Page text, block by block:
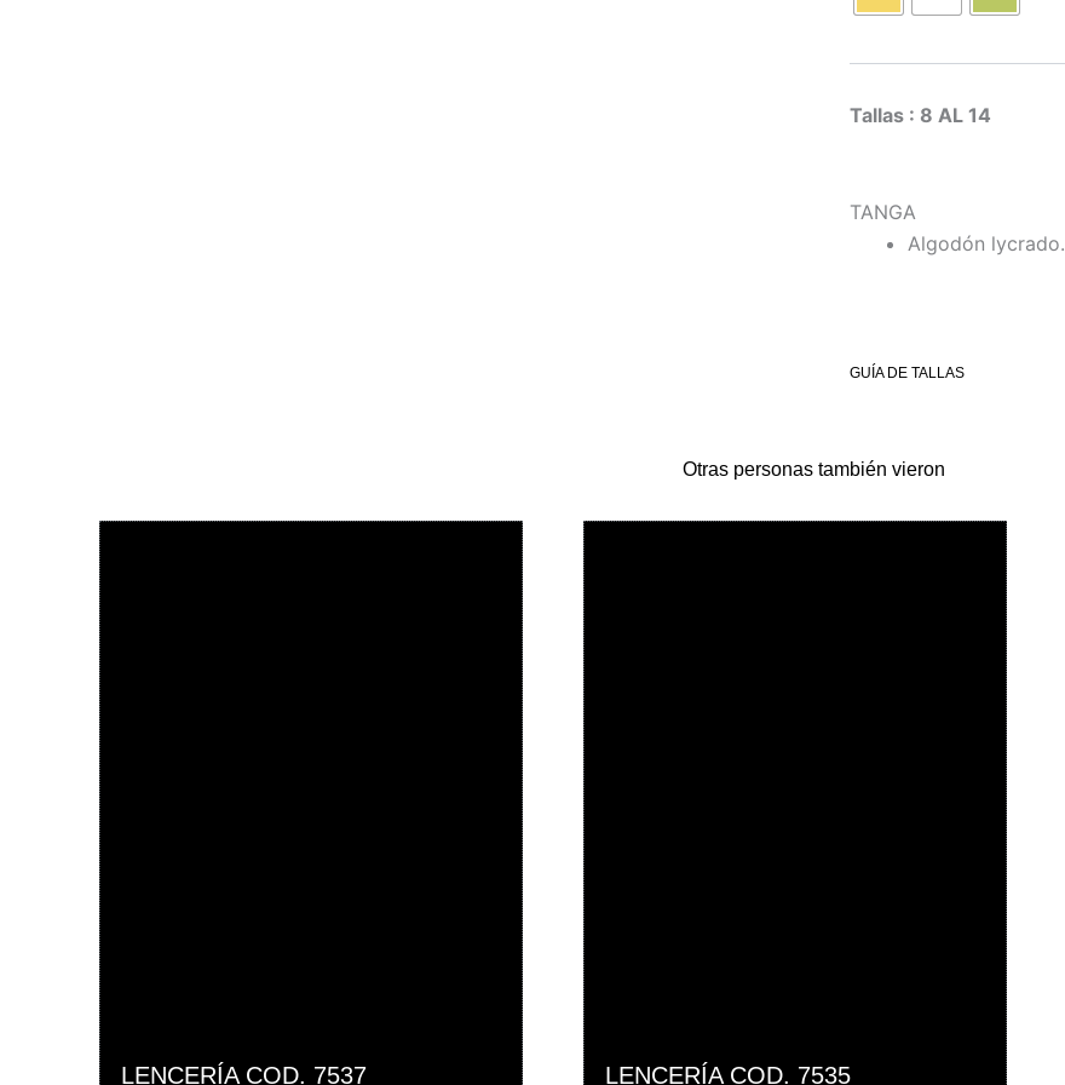
Tallas : 8 AL 14
TANGA
Algodón lycrado.
GUÍA DE TALLAS
Otras personas también vieron
LENCERÍA COD. 7537 LENCERÍA COD. 7535